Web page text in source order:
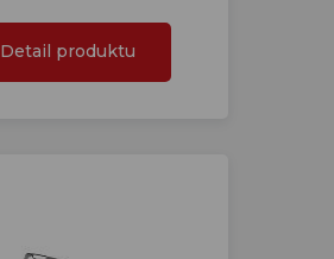
Detail produktu